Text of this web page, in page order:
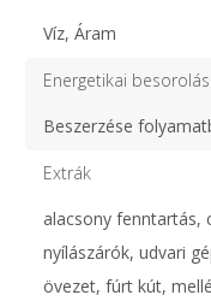
Víz, Áram
Energetikai besorolás
Beszerzése
Extrák
alacsony fenntartás,
nyílászárók, udvari
övezet, fúrt kút,